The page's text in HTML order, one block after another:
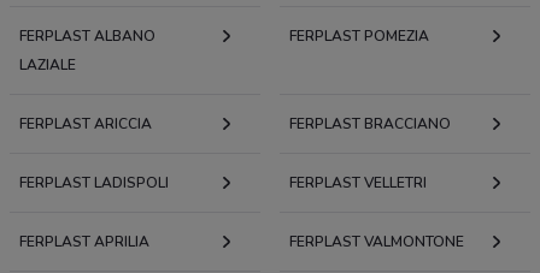
FERPLAST ALBANO
LAZIALE
FERPLAST POMEZIA
FERPLAST ARICCIA FERPLAST BRACCIANO
FERPLAST LADISPOLI FERPLAST VELLETRI
FERPLAST APRILIA FERPLAST VALMONTONE